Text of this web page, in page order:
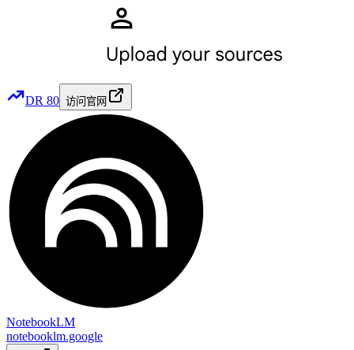
DR 80 访问官网
NotebookLM
notebooklm.google